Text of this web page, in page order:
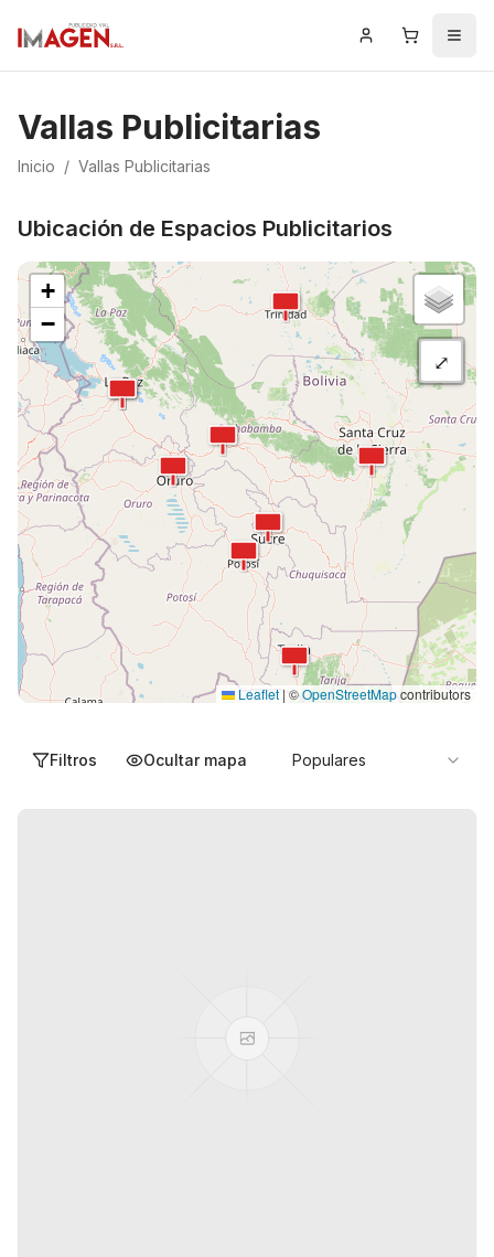
Iniciar Sesión
Carrito
Vallas Publicitarias
Inicio / Vallas Publicitarias
Ubicación de Espacios Publicitarios
+
−
⤢
Leaflet | ©OpenStreetMapcontributors
Filtros Ocultar mapa Populares